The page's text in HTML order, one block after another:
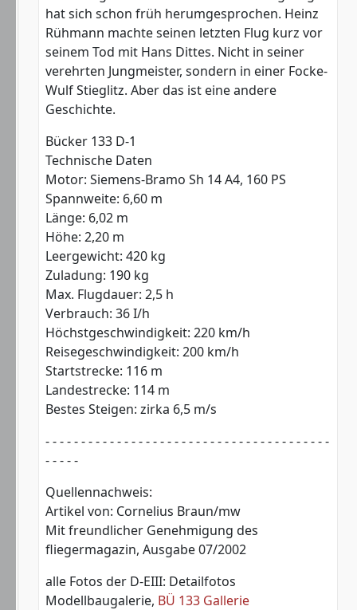
hat sich schon früh herumgesprochen. Heinz
Rühmann machte seinen letzten Flug kurz vor
seinem Tod mit Hans Dittes. Nicht in seiner
verehrten Jungmeister, sondern in einer Focke-
Wulf Stieglitz. Aber das ist eine andere
Geschichte.
Bücker 133 D-1
Technische Daten
Motor: Siemens-Bramo Sh 14 A4, 160 PS
Spannweite: 6,60 m
Länge: 6,02 m
Höhe: 2,20 m
Leergewicht: 420 kg
Zuladung: 190 kg
Max. Flugdauer: 2,5 h
Verbrauch: 36 I/h
Höchstgeschwindigkeit: 220 km/h
Reisegeschwindigkeit: 200 km/h
Startstrecke: 116 m
Landestrecke: 114 m
Bestes Steigen: zirka 6,5 m/s
- - - - - - - - - - - - - - - - - - - - - - - - - - - - - - - - - - - - - - - -
- - - - -
Quellennachweis:
Artikel von: Cornelius Braun/mw
Mit freundlicher Genehmigung des
fliegermagazin, Ausgabe 07/2002
alle Fotos der D-EIII: Detailfotos
Modellbaugalerie, BÜ 133 Gallerie